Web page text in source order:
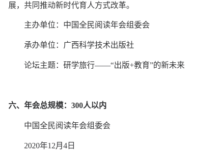
展，共同推动新时代育人方式改革。
主办单位：中国全民阅读年会组委会
承办单位：广西科学技术出版社
论坛主题：研学旅行——“出版+教育”的新未来
六、年会总规模：300人以内
中国全民阅读年会组委会
2020年12月4日